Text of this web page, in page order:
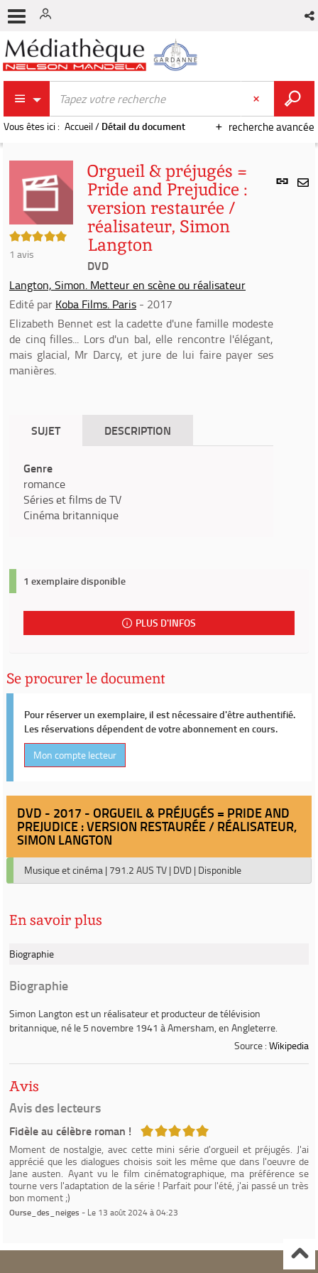
recherche avancée
Vous êtes ici : Accueil/ Détail du document
Lien
5/5
1 avis
Orgueil & préjugés =
Pride and Prejudice :
version restaurée /
réalisateur, Simon
Langton
DVD
Langton, Simon. Metteur en scène ou réalisateur
Edité par Koba Films. Paris - 2017
Elizabeth Bennet est la cadette d'une famille modeste
de cinq filles... Lors d'un bal, elle rencontre l'élégant,
mais glacial, Mr Darcy, et jure de lui faire payer ses
manières.
SUJET DESCRIPTION
Genre
romance
Séries et films de TV
Cinéma britannique
1 exemplaire disponible
PLUS D'INFOS
Se procurer le document
Pour réserver un exemplaire, il est nécessaire d'être authentifié.
Les réservations dépendent de votre abonnement en cours.
Mon compte lecteur
DVD - 2017 - ORGUEIL & PRÉJUGÉS = PRIDE AND
PREJUDICE : VERSION RESTAURÉE / RÉALISATEUR,
SIMON LANGTON
Musique et cinéma | 791.2 AUS TV | DVD | Disponible
En savoir plus
Biographie
Biographie
Simon Langton est un réalisateur et producteur de télévision
britannique, né le 5 novembre 1941 à Amersham, en Angleterre.
Source : Wikipedia
Avis
Avis des lecteurs
Fidèle au célèbre roman ! 5/5
Moment de nostalgie, avec cette mini série d'orgueil et préjugés. J'ai
apprécié que les dialogues choisis soit les même que dans l'oeuvre de
Jane austen. Ayant vu le film cinématographique, ma préférence se
tourne vers l'adaptation de la série ! Parfait pour l'été, j'ai passé un très
bon moment ;)
Ourse_des_neiges - Le 13 août 2024 à 04:23